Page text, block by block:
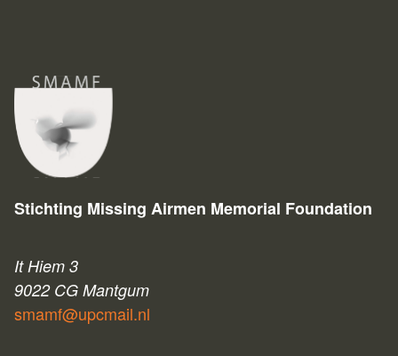
Stichting Missing Airmen Memorial Foundation
It Hiem 3
9022 CG Mantgum
smamf@upcmail.nl